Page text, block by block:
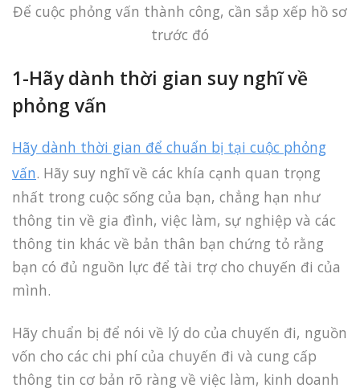
Để cuộc phỏng vấn thành công, cần sắp xếp hồ sơ
trước đó
1-Hãy dành thời gian suy nghĩ về
phỏng vấn
Hãy dành thời gian để chuẩn bị tại cuộc phỏng
vấn. Hãy suy nghĩ về các khía cạnh quan trọng
nhất trong cuộc sống của bạn, chẳng hạn như
thông tin về gia đình, việc làm, sự nghiệp và các
thông tin khác về bản thân bạn chứng tỏ rằng
bạn có đủ nguồn lực để tài trợ cho chuyến đi của
mình.
Hãy chuẩn bị để nói về lý do của chuyến đi, nguồn
vốn cho các chi phí của chuyến đi và cung cấp
thông tin cơ bản rõ ràng về việc làm, kinh doanh